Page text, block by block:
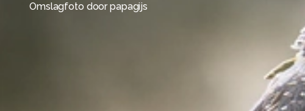
Omslagfoto doorpapagijs